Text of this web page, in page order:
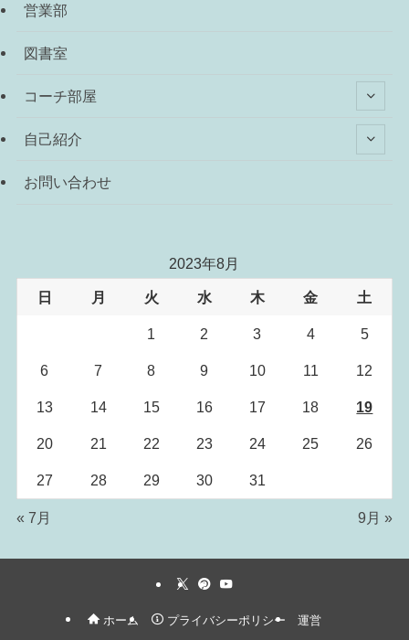
営業部
図書室
コーチ部屋
自己紹介
お問い合わせ
2023年8月
日 月 火 水 木 金 土
1 2 3 4 5
6 7 8 9 10 11 12
13 14 15 16 17 18 19
20 21 22 23 24 25 26
27 28 29 30 31
« 7月 9月 »
ホーム プライバシーポリシー 運営